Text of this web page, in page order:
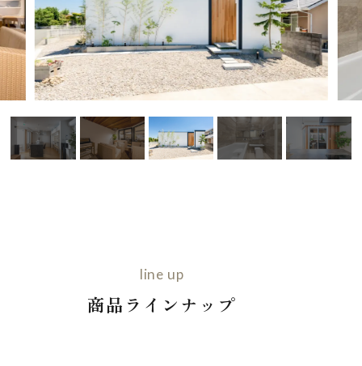
line up
商品ラインナップ